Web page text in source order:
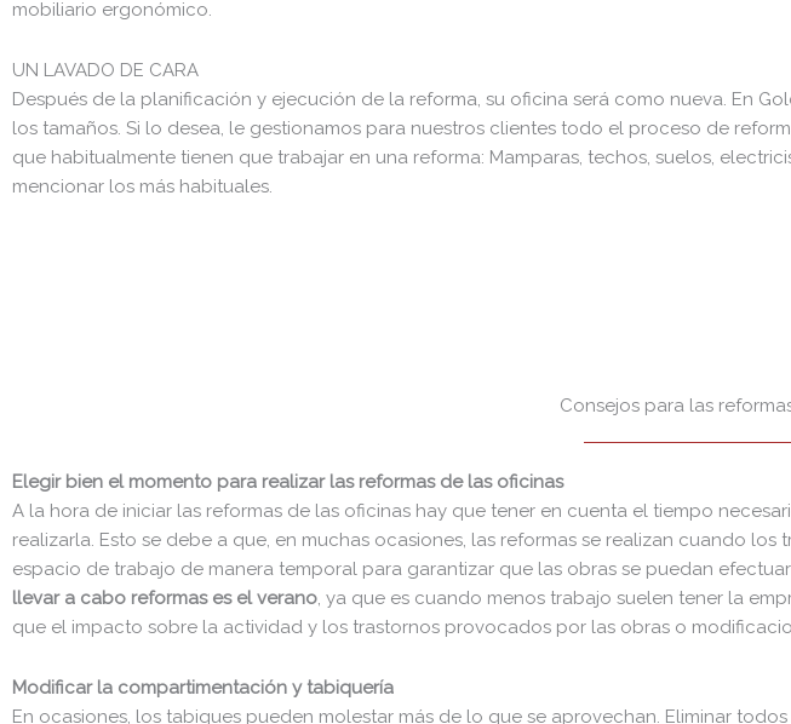
mobiliario ergonómico.
UN LAVADO DE CARA
Después de la planificación y ejecución de la reforma, su oficina será como nueva. En
los tamaños. Si lo desea, le gestionamos para nuestros clientes todo el proceso de
que habitualmente tienen que trabajar en una reforma: Mamparas, techos, suelos,
mencionar los más habituales.
Consejos para las
Elegir bien el momento para realizar las reformas de las oficinas
A la hora de iniciar las reformas de las oficinas hay que tener en cuenta el tiempo
realizarla. Esto se debe a que, en muchas ocasiones, las reformas se realizan cuando
espacio de trabajo de manera temporal para garantizar que las obras se puedan
llevar a cabo reformas es el verano, ya que es cuando menos trabajo suelen tener la
que el impacto sobre la actividad y los trastornos provocados por las obras o
Modificar la compartimentación y tabiquería
En ocasiones, los tabiques pueden molestar más de lo que se aprovechan. Eliminar